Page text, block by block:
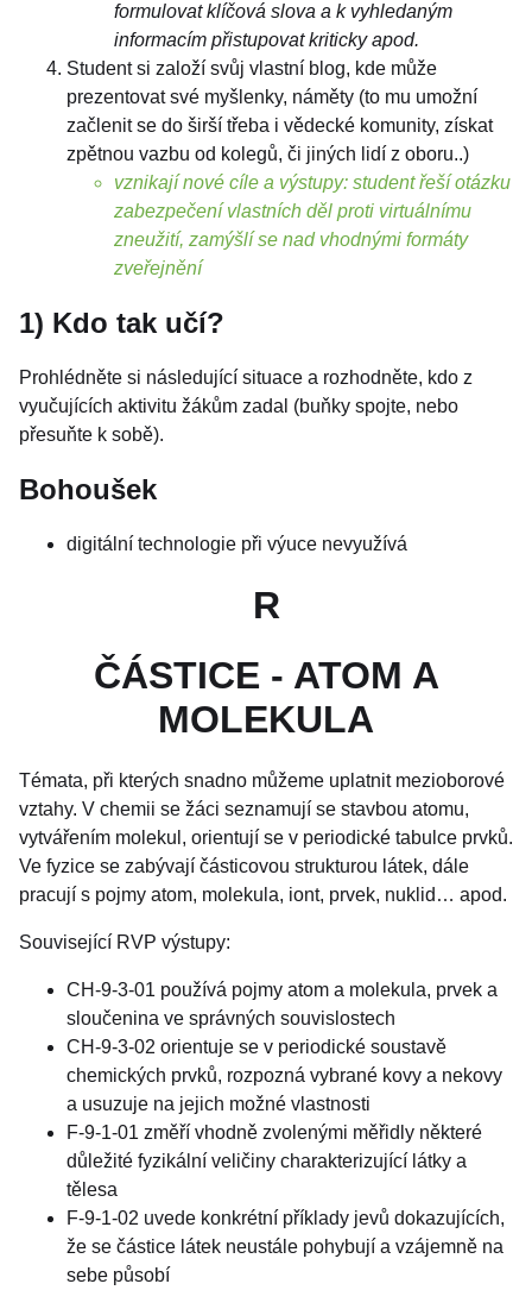
formulovat klíčová slova a k vyhledaným
informacím přistupovat kritickyapod.
Student si založí svůj vlastní blog, kde může
prezentovat své myšlenky, náměty (to mu umožní
začlenit se do širší třeba i vědecké komunity, získat
zpětnou vazbu od kolegů, či jiných lidí z oboru..)
vznikají nové cíle a výstupy: student řeší otázku
zabezpečení vlastních děl proti virtuálnímu
zneužití, zamýšlí se nad vhodnými formáty
zveřejnění
1) Kdo tak učí?
Prohlédněte si následující situace a rozhodněte, kdo z
vyučujících aktivitu žákům zadal (buňky spojte, nebo
přesuňte k sobě).
Bohoušek
digitální technologie při výuce nevyužívá
R
ČÁSTICE - ATOM A
MOLEKULA
Témata, při kterých snadno můžeme uplatnit mezioborové
vztahy. V chemii se žáci seznamují se stavbou atomu,
vytvářením molekul, orientují se v periodické tabulce prvků.
Ve fyzice se zabývají částicovou strukturou látek, dále
pracují s pojmy atom, molekula, iont, prvek, nuklid… apod.
Související RVP výstupy:
CH-9-3-01 používá pojmy atom a molekula, prvek a
sloučenina ve správných souvislostech
CH-9-3-02 orientuje se v periodické soustavě
chemických prvků, rozpozná vybrané kovy a nekovy
a usuzuje na jejich možné vlastnosti
F-9-1-01 změří vhodně zvolenými měřidly některé
důležité fyzikální veličiny charakterizující látky a
tělesa
F-9-1-02 uvede konkrétní příklady jevů dokazujících,
že se částice látek neustále pohybují a vzájemně na
sebe působí